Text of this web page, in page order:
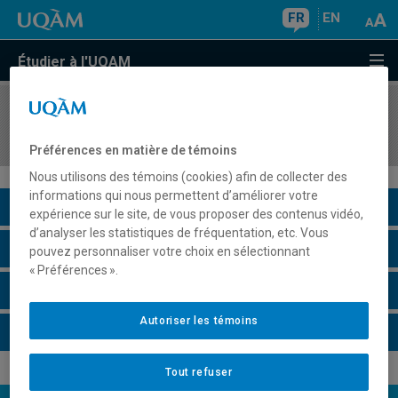
FR EN
Étudier à l'UQAM
COURS//
Description du cours
Horaire - Été 2026
Préférences en matière de témoins
Nous utilisons des témoins (cookies) afin de collecter des
informations qui nous permettent d’améliorer votre
expérience sur le site, de vous proposer des contenus vidéo,
d’analyser les statistiques de fréquentation, etc. Vous
pouvez personnaliser votre choix en sélectionnant
« Préférences ».
Tout refuser
Autoriser les témoins